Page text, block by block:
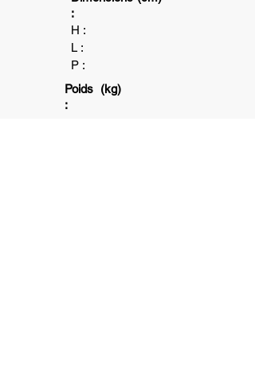
:
H :
L :
P :
Poids (kg)
: